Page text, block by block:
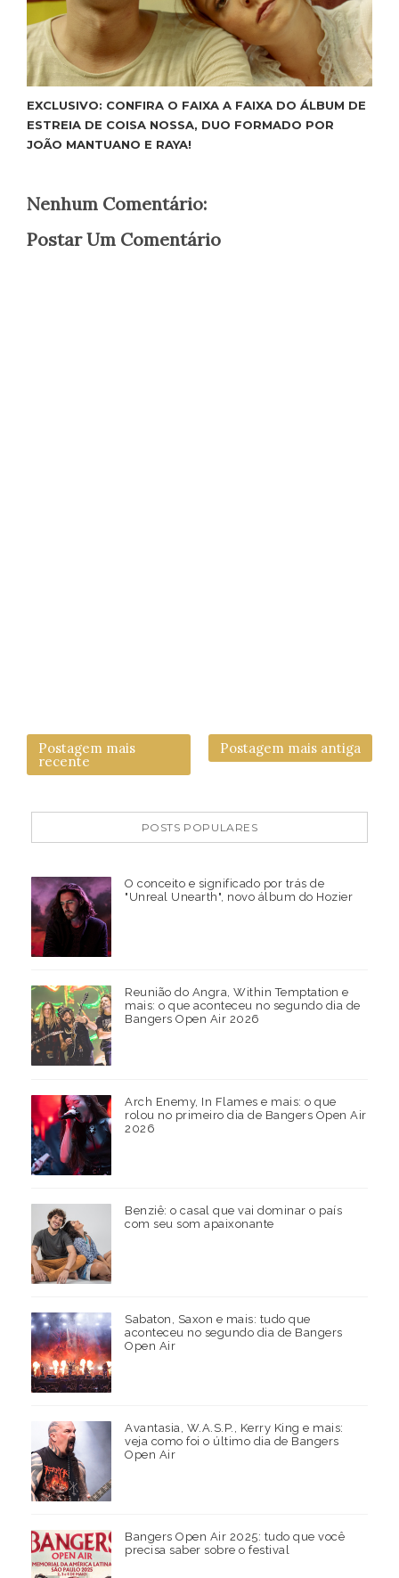
EXCLUSIVO: CONFIRA O FAIXA A FAIXA DO ÁLBUM DE
ESTREIA DE COISA NOSSA, DUO FORMADO POR
JOÃO MANTUANO E RAYA!
Nenhum Comentário:
Postar Um Comentário
Postagem mais
recente
Postagem mais antiga
POSTS POPULARES
O conceito e significado por trás de
"Unreal Unearth", novo álbum do Hozier
Reunião do Angra, Within Temptation e
mais: o que aconteceu no segundo dia de
Bangers Open Air 2026
Arch Enemy, In Flames e mais: o que
rolou no primeiro dia de Bangers Open Air
2026
Benziê: o casal que vai dominar o país
com seu som apaixonante
Sabaton, Saxon e mais: tudo que
aconteceu no segundo dia de Bangers
Open Air
Avantasia, W.A.S.P., Kerry King e mais:
veja como foi o último dia de Bangers
Open Air
Bangers Open Air 2025: tudo que você
precisa saber sobre o festival